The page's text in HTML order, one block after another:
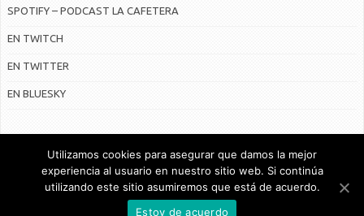
SPOTIFY – PODCAST LA CAFETERA
EN TWITCH
EN TWITTER
EN BLUESKY
© Radiocable en Internet S.L.
Utilizamos cookies para asegurar que damos la mejor
experiencia al usuario en nuestro sitio web. Si continúa
utilizando este sitio asumiremos que está de acuerdo.
Estoy de acuerdo